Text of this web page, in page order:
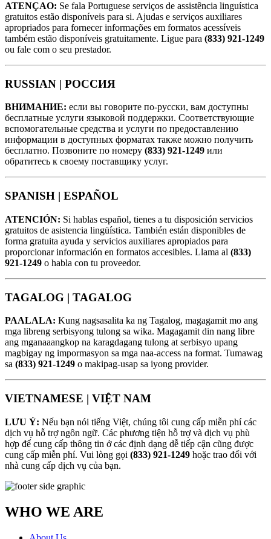
ATENÇAO: Se fala Portuguese serviços de assistência linguística
gratuitos estão disponíveis para si. Ajudas e serviços auxiliares
apropriados para fornecer informações em formatos acessíveis
também estão disponíveis gratuitamente. Ligue para (833) 921-1249
ou fale com o seu prestador.
RUSSIAN | РОССИЯ
ВНИМАНИЕ: если вы говорите по-русски, вам доступны
бесплатные услуги языковой поддержки. Соответствующие
вспомогательные средства и услуги по предоставлению
информации в доступных форматах также можно получить
бесплатно. Позвоните по номеру (833) 921-1249 или
обратитесь к своему поставщику услуг.
SPANISH | ESPAÑOL
ATENCIÓN: Si hablas español, tienes a tu disposición servicios
gratuitos de asistencia lingüística. También están disponibles de
forma gratuita ayuda y servicios auxiliares apropiados para
proporcionar información en formatos accesibles. Llama al (833)
921-1249 o habla con tu proveedor.
TAGALOG | TAGALOG
PAALALA: Kung nagsasalita ka ng Tagalog, magagamit mo ang
mga libreng serbisyong tulong sa wika. Magagamit din nang libre
ang mganaaangkop na karagdagang tulong at serbisyo upang
magbigay ng impormasyon sa mga naa-access na format. Tumawag
sa (833) 921-1249 o makipag-usap sa iyong provider.
VIETNAMESE | VIỆT NAM
LƯU Ý: Nếu bạn nói tiếng Việt, chúng tôi cung cấp miễn phí các
dịch vụ hỗ trợ ngôn ngữ. Các phương tiện hỗ trợ và dịch vụ phù
hợp để cung cấp thông tin ở các định dạng dễ tiếp cận cũng được
cung cấp miễn phí. Vui lòng gọi (833) 921-1249 hoặc trao đổi với
nhà cung cấp dịch vụ của bạn.
WHO WE ARE